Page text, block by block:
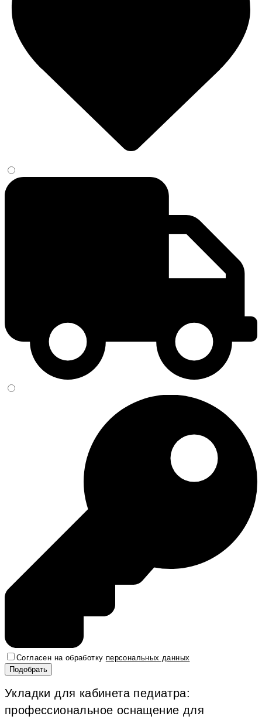
Согласен на обработку персональных данных
Укладки для кабинета педиатра:
профессиональное оснащение для